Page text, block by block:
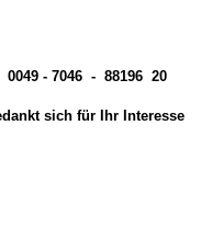
0049 - 7046 - 88196 20
sich für Ihr Interesse